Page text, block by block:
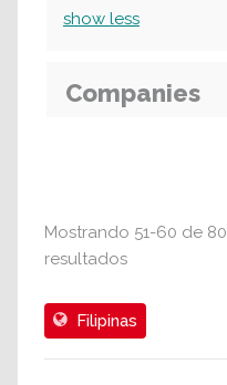
Mostrando 51-60 de 80
resultados
Filipinas
show less
Companies